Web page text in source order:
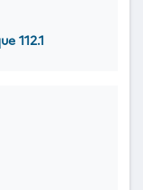
112.1